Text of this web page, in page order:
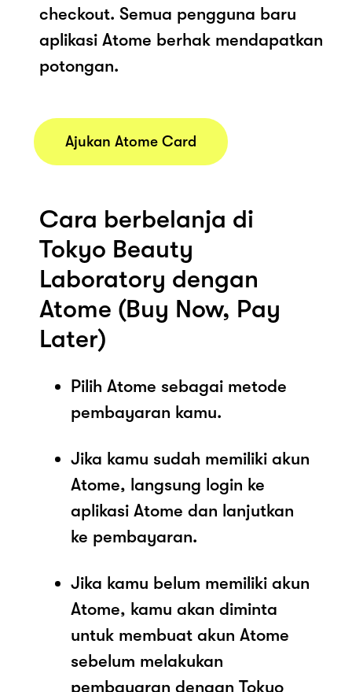
checkout. Semua pengguna baru
aplikasi Atome berhak mendapatkan
potongan.
Ajukan Atome Card
Cara berbelanja di
Tokyo Beauty
Laboratory dengan
Atome (Buy Now, Pay
Later)
Pilih Atome sebagai metode
pembayaran kamu.
Jika kamu sudah memiliki akun
Atome, langsung login ke
aplikasi Atome dan lanjutkan
ke pembayaran.
Jika kamu belum memiliki akun
Atome, kamu akan diminta
untuk membuat akun Atome
sebelum melakukan
pembayaran dengan Tokyo